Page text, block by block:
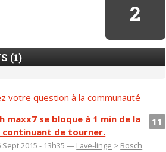
2
(1)
votre question à la communauté
11
maxx7 se bloque à 1 min de la
continuant de tourner.
2015 - 13h35 — Lave-linge > Bosch